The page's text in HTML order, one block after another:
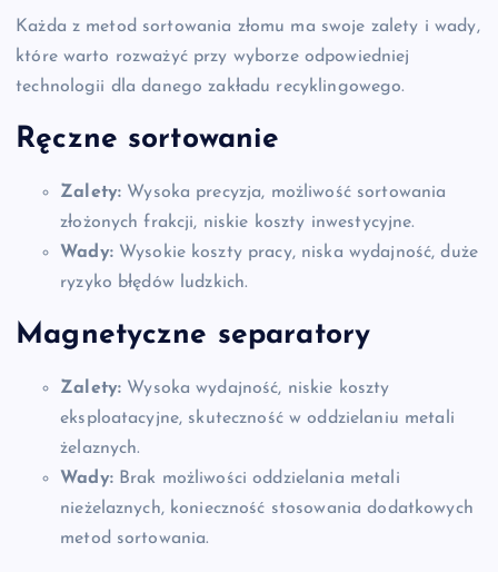
Każda z metod sortowania złomu ma swoje zalety i wady,
które warto rozważyć przy wyborze odpowiedniej
technologii dla danego zakładu recyklingowego.
Ręczne sortowanie
Zalety: Wysoka precyzja, możliwość sortowania
złożonych frakcji, niskie koszty inwestycyjne.
Wady:Wysokie koszty pracy, niska wydajność, duże
ryzyko błędów ludzkich.
Magnetyczne separatory
Zalety: Wysoka wydajność, niskie koszty
eksploatacyjne, skuteczność w oddzielaniu metali
żelaznych.
Wady:Brak możliwości oddzielania metali
nieżelaznych, konieczność stosowania dodatkowych
metod sortowania.